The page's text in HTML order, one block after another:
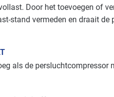
Basis
Door het toevoegen of
stand vermeden en draait de
als de persluchtcompressor